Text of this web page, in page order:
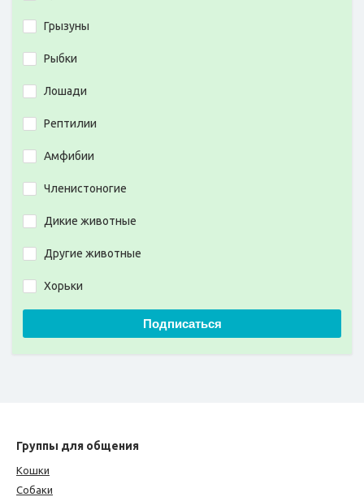
Грызуны
Рыбки
Лошади
Рептилии
Амфибии
Членистоногие
Дикие животные
Другие животные
Хорьки
Подписаться
Группы для общения
Кошки
Собаки